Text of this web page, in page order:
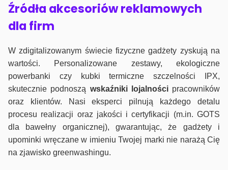
Źródła akcesoriów reklamowych
dla firm
W zdigitalizowanym świecie fizyczne gadżety zyskują na
wartości. Personalizowane zestawy, ekologiczne
powerbanki czy kubki termiczne szczelności IPX,
skutecznie podnoszą wskaźniki lojalnościpracowników
oraz klientów. Nasi eksperci pilnują każdego detalu
procesu realizacji oraz jakości i certyfikacji (m.in. GOTS
dla bawełny organicznej), gwarantując, że gadżety i
upominki wręczane w imieniu Twojej marki nie narażą Cię
na zjawisko greenwashingu.